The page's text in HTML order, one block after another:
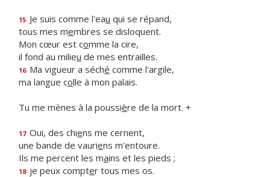
15 Je suis comme l'eau qui se répand,
tous mes membres se disloquent.
Mon cœur est comme la cire,
il fond au milieu de mes entrailles.
16 Ma vigueur a séché comme l'argile,
ma langue colle à mon palais.
Tu me mènes à la poussière de la mort. +
17 Oui, des chiens me cernent,
une bande de vauriens m'entoure.
Ils me percent les mains et les pieds ;
18 je peux compter tous mes os.